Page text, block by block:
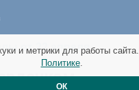
от 22 апреля
и метрики для работы сайта.
Политике.
ОК